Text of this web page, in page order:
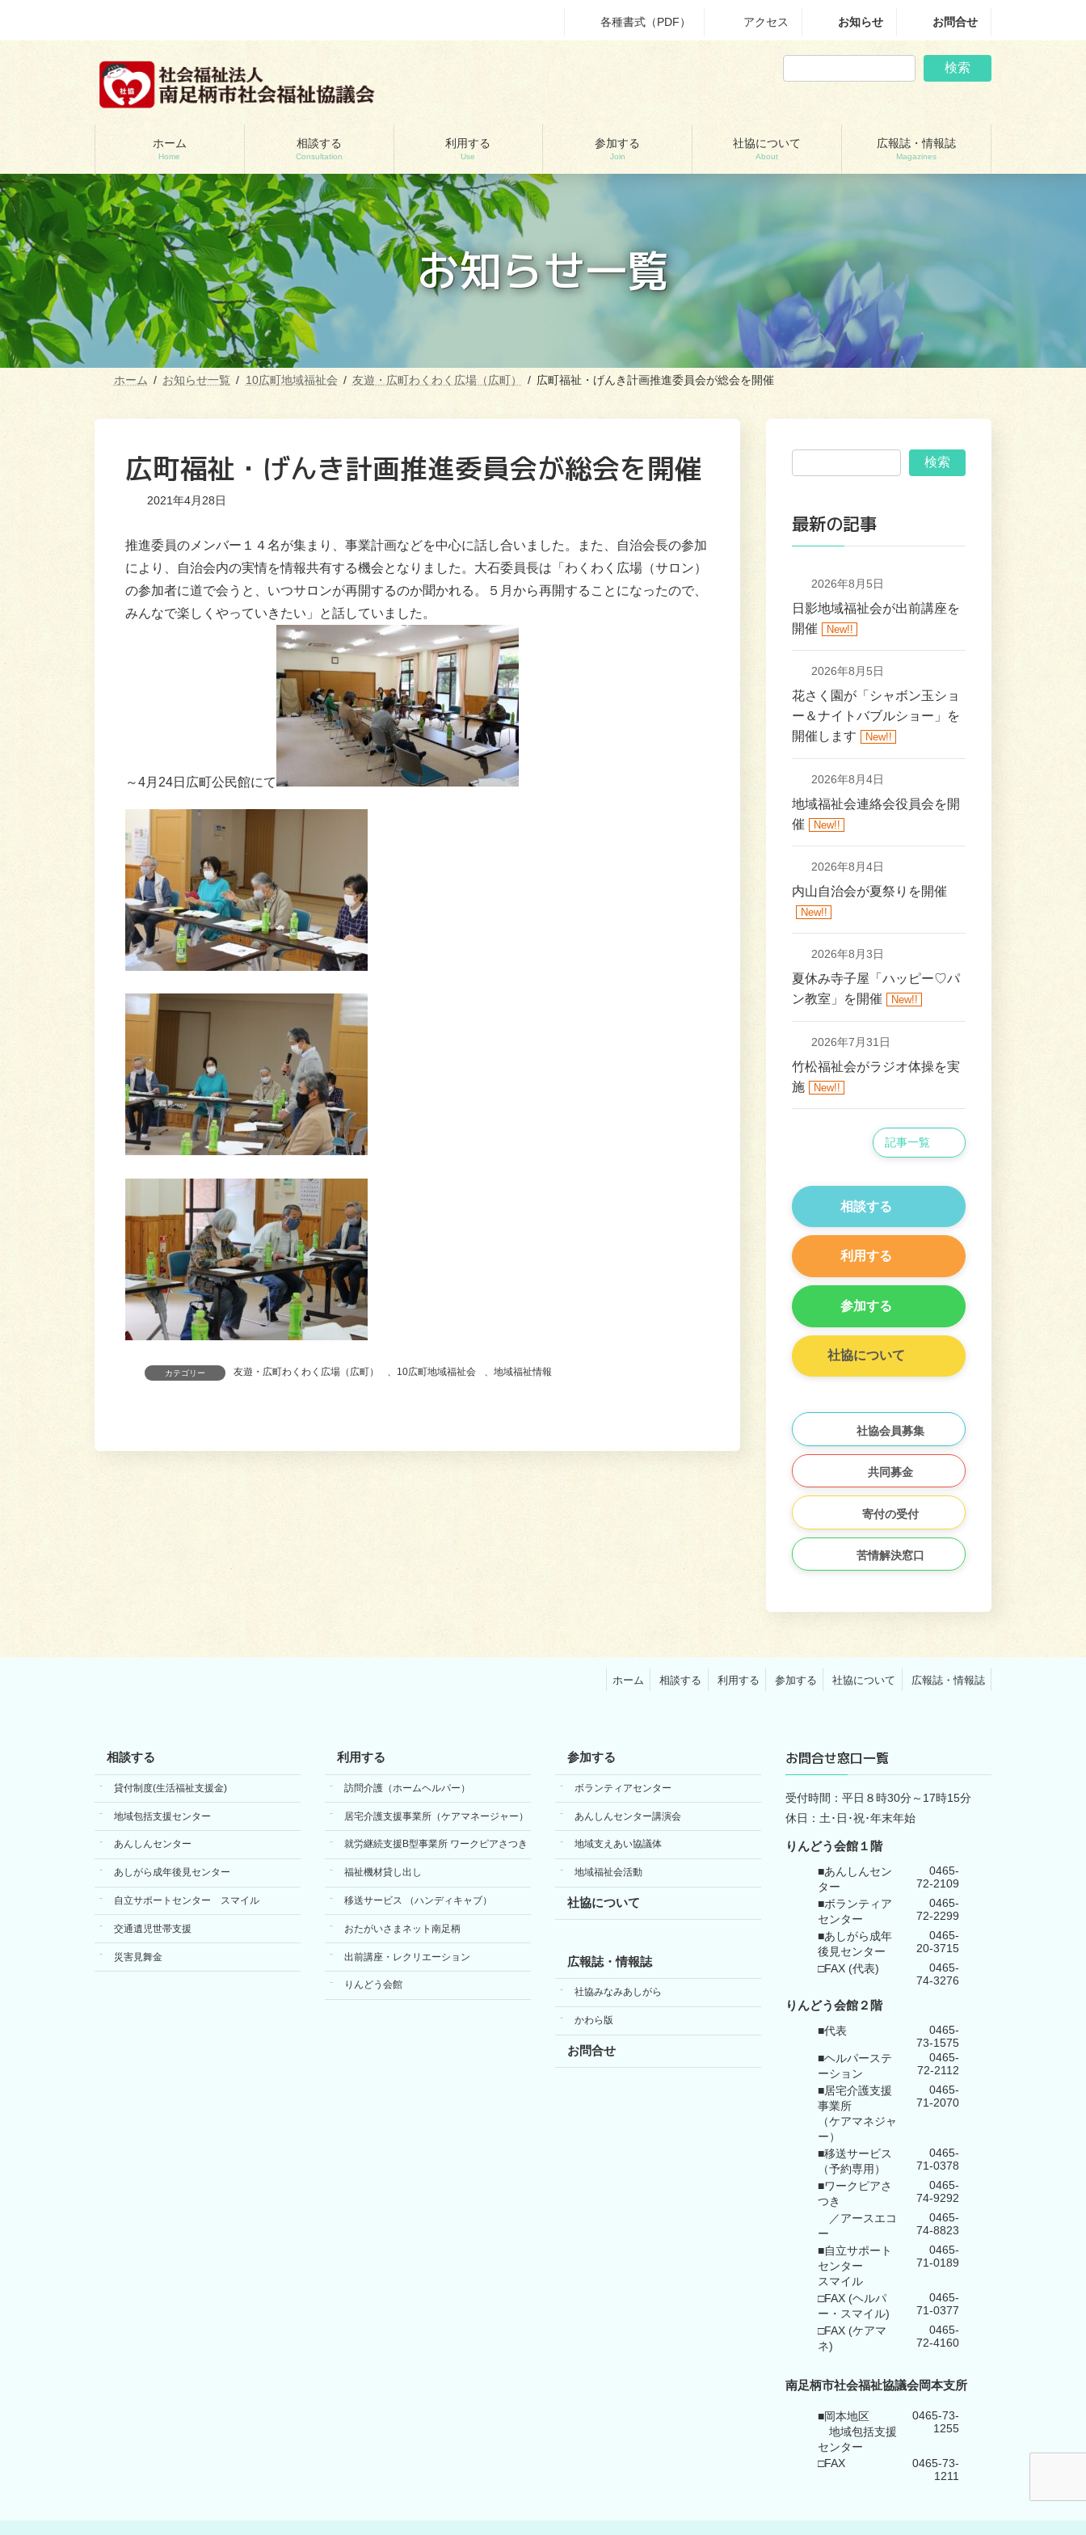
テ
ゲ
各種書式（PDF） アクセス お知らせ お問合せ
検索
ホーム
Home
相談する
Consultation
利用する
Use
参加する
Join
社協について
About
広報誌・情報誌
Magazines
お知らせ一覧
ホーム お知らせ一覧 10広町地域福祉会 友遊・広町わくわく広場（広町） 広町福祉・げんき計画推進委員会が総会を開催
広町福祉・げんき計画推進委員会が総会を開催
2021年4月28日
推進委員のメンバー１４名が集まり、事業計画などを中心に話し合いました。また、自治会長の参加
により、自治会内の実情を情報共有する機会となりました。大石委員長は「わくわく広場（サロン）
の参加者に道で会うと、いつサロンが再開するのか聞かれる。５月から再開することになったので、
みんなで楽しくやっていきたい」と話していました。
～4月24日広町公民館にて
カテゴリー 友遊・広町わくわく広場（広町） 10広町地域福祉会 地域福祉情報
検索
最新の記事
2026年8月5日
日影地域福祉会が出前講座を
開催
New!!
2026年8月5日
花さく園が「シャボン玉ショ
ー＆ナイトバブルショー」を
開催します
New!!
2026年8月4日
地域福祉会連絡会役員会を開
催
New!!
2026年8月4日
内山自治会が夏祭りを開催
New!!
2026年8月3日
夏休み寺子屋「ハッピー♡パ
ン教室」を開催
New!!
2026年7月31日
竹松福祉会がラジオ体操を実
施
New!!
記事一覧
相談する
利用する
参加する
社協について
社協会員募集
共同募金
寄付の受付
苦情解決窓口
ホーム 相談する 利用する 参加する 社協について 広報誌・情報誌
相談する
貸付制度(生活福祉支援金)
地域包括支援センター
あんしんセンター
あしがら成年後見センター
自立サポートセンター スマイル
交通遺児世帯支援
災害見舞金
利用する
訪問介護（ホームヘルパー）
居宅介護支援事業所（ケアマネージャー）
就労継続支援B型事業所 ワークピアさつき
福祉機材貸し出し
移送サービス （ハンディキャブ）
おたがいさまネット南足柄
出前講座・レクリエーション
りんどう会館
参加する
ボランティアセンター
あんしんセンター講演会
地域支えあい協議体
地域福祉会活動
社協について
広報誌・情報誌
社協みなみあしがら
かわら版
お問合せ
お問合せ窓口一覧
受付時間：平日８時30分～17時15分
休日：土･日･祝･年末年始
りんどう会館１階
■あんしんセン
ター
0465-
72-2109
■ボランティア
センター
0465-
72-2299
■あしがら成年
後見センター
0465-
20-3715
□FAX (代表)
0465-
74-3276
りんどう会館 ２階
■代表
0465-
73-1575
■ヘルパーステ
ーション
0465-
72-2112
■居宅介護支援
事業所
（ケアマネジャ
ー）
0465-
71-2070
■移送サービス
（予約専用）
0465-
71-0378
■ワークピアさ
つき
0465-
74-9292
／アースエコ
ー
0465-
74-8823
■自立サポート
センター
スマイル
0465-
71-0189
□FAX (ヘルパ
ー・スマイル)
0465-
71-0377
□FAX (ケアマ
ネ)
0465-
72-4160
南足柄市社会福祉協議会岡本支所
■岡本地区
地域包括支援
センター
0465-73-
1255
□FAX
0465-73-
1211